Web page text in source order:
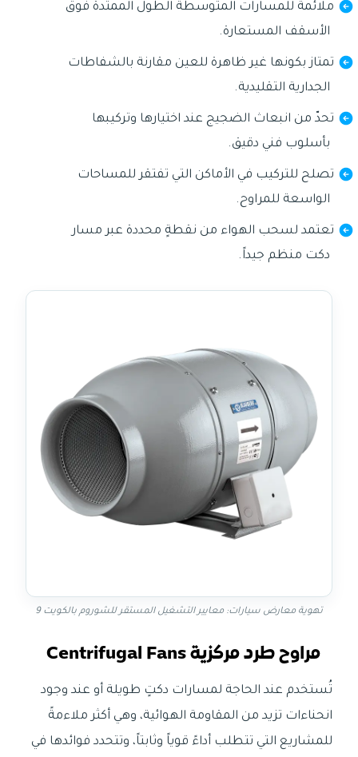
ملائمةٌ للمسارات المتوسطة الطول الممتدة فوق
الأسقف المستعارة.
تمتاز بكونها غير ظاهرة للعين مقارنة بالشفاطات
الجدارية التقليدية.
تحدّ من انبعاث الضجيج عند اختيارها وتركيبها
بأسلوب فني دقيق.
تصلح للتركيب في الأماكن التي تفتقر للمساحات
الواسعة للمراوح.
تعتمد لسحب الهواء من نقطةٍ محددة عبر مسار
دكت منظم جيداً.
تهوية معارض سيارات: معايير التشغيل المستقر للشوروم بالكويت 9
مراوح طرد مركزية Centrifugal Fans
تُستخدم عند الحاجة لمسارات دكتٍ طويلة أو عند وجود
انحناءات تزيد من المقاومة الهوائية، وهي أكثر ملاءمةً
للمشاريع التي تتطلب أداءً قوياً وثابتاً، وتتحدد فوائدها في